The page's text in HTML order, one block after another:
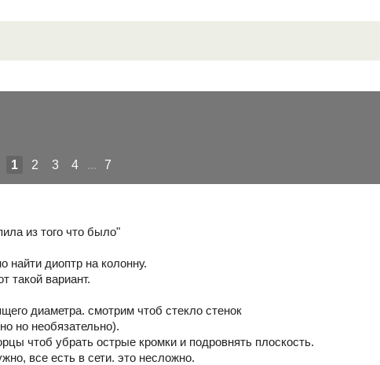
1 2 3 4 ... 7
из того что было"
найти диоптр на колонну.
такой вариант.
диаметра. смотрим чтоб стекло стенок
но необязательно).
чтоб убрать острые кромки и подровнять плоскость.
все есть в сети. это несложно.